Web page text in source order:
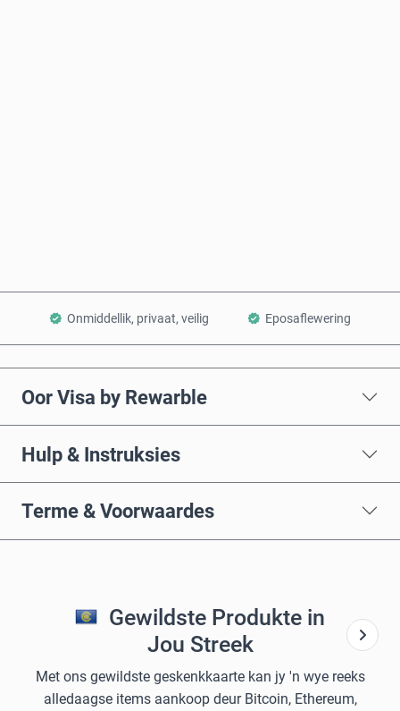
Onmiddellik, privaat, veilig Eposaflewering
Oor Visa by Rewarble
Hulp & Instruksies
Terme & Voorwaardes
Gewildste Produkte in
Jou Streek
Met ons gewildste geskenkkaarte kan jy 'n wye reeks
alledaagse items aankoop deur Bitcoin, Ethereum,